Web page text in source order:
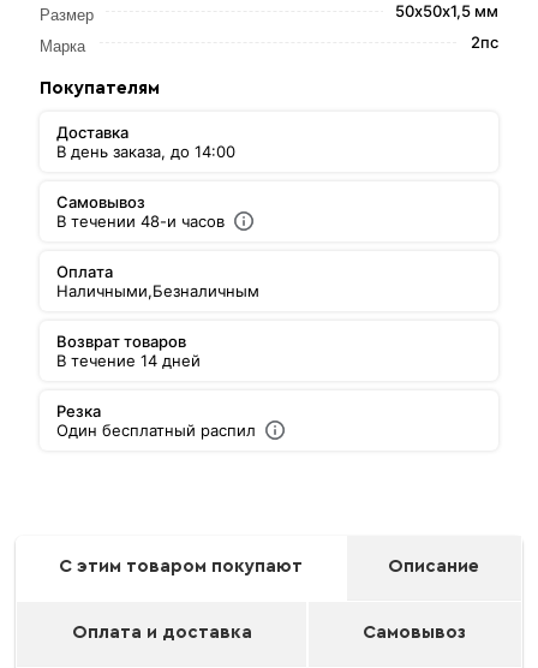
Размер 50х50х1,5 мм
Марка 2пс
Покупателям
Доставка
В день заказа, до 14:00
Самовывоз
В течении 48-и часов
Оплата
Наличными,Безналичным
Возврат товаров
В течение 14 дней
Резка
Один бесплатный распил
С этим товаром покупают Описание
Оплата и доставка Самовывоз